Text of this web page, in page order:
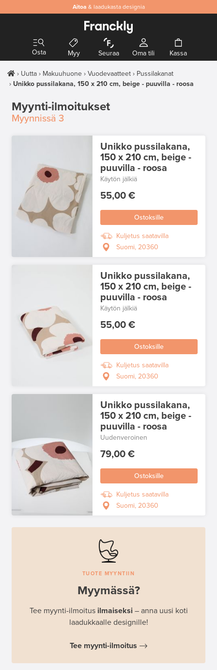
Aitoa & laadukasta designia
Osta Myy Seuraa Oma tili Kassa
Uutta Makuuhuone Vuodevaatteet
Pussilakanat
Unikko pussilakana, 150 x 210 cm, beige - puuvilla - roosa
Myynti-ilmoitukset
Myynnissä 3
Unikko pussilakana,
150 x 210 cm, beige -
puuvilla - roosa
Käytön jälkiä
55,00 €
Ostoksille
Kuljetus saatavilla
Suomi, 20360
Unikko pussilakana,
150 x 210 cm, beige -
puuvilla - roosa
Käytön jälkiä
55,00 €
Ostoksille
Kuljetus saatavilla
Suomi, 20360
Unikko pussilakana,
150 x 210 cm, beige -
puuvilla - roosa
Uudenveroinen
79,00 €
Ostoksille
Kuljetus saatavilla
Suomi, 20360
TUOTE MYYNTIIN
Myymässä?
Tee myynti-ilmoitus ilmaiseksi – anna uusi koti
laadukkaalle designille!
Tee myynti-ilmoitus